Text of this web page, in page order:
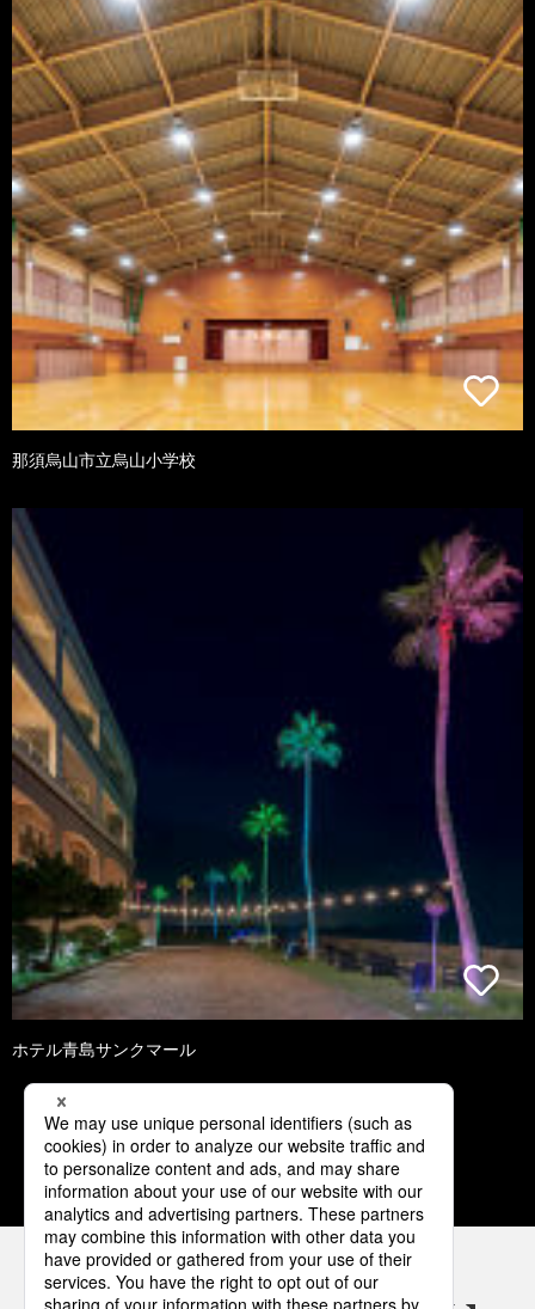
那須烏山市立烏山小学校
ホテル青島サンクマール
1 2 3 4 5
パナソニックの電気設備 SNSアカウント